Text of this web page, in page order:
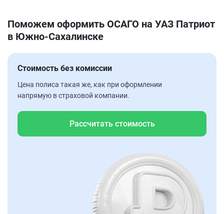
Поможем оформить ОСАГО на УАЗ Патриот
в Южно-Сахалинске
Стоимость без комиссии
Цена полиса такая же, как при оформлении
напрямую в страховой компании.
Рассчитать стоимость